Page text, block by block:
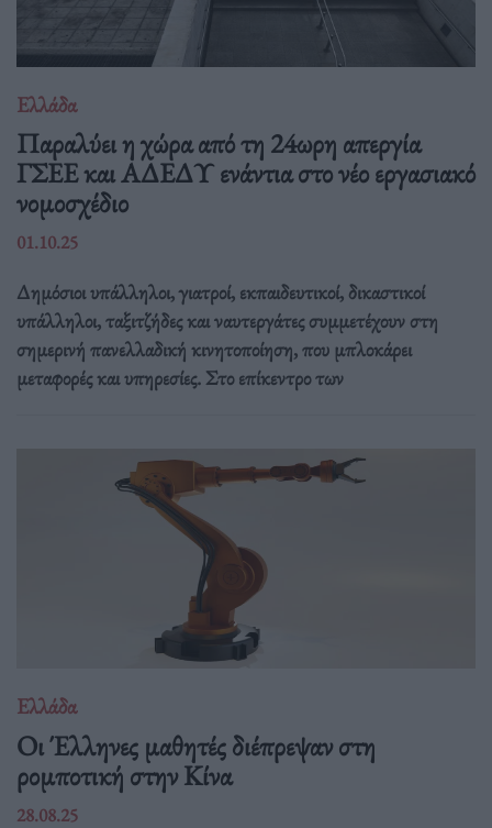
Ελλάδα
Παραλύει η χώρα από τη 24ωρη απεργία
ΓΣΕΕ και ΑΔΕΔΥ ενάντια στο νέο εργασιακό
νομοσχέδιο
01.10.25
Δημόσιοι υπάλληλοι, γιατροί, εκπαιδευτικοί, δικαστικοί
υπάλληλοι, ταξιτζήδες και ναυτεργάτες συμμετέχουν στη
σημερινή πανελλαδική κινητοποίηση, που μπλοκάρει
μεταφορές και υπηρεσίες. Στο επίκεντρο των
Ελλάδα
Οι Έλληνες μαθητές διέπρεψαν στη
ρομποτική στην Κίνα
28.08.25